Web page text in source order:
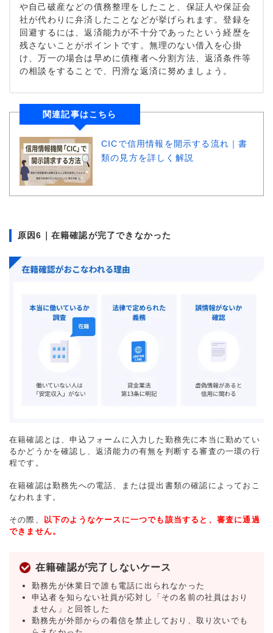
や自己破産などの債務整理をしたこと、保証人や保証会
社が代わりに弁済したことなどが挙げられます。登録を
回避するには、返済能力が不十分であったという経歴を
残さないことがポイントです。無理のない借入を心掛
け、万一の場合は早めに債権者へ分割方法、返済条件等
の相談をすることで、円滑な返済に努めましょう。
関連記事はこちら
CICで信用情報を開示する流れ｜書
類の見方を詳しく解説
原因6｜在籍確認が完了できなかった
在籍確認とは、申込フォームに入力した勤務先に本当に勤めてい
るかどうかを確認し、返済能力の有無を判断する審査の一環の行
程です。
在籍確認は勤務先への電話、または提出書類の確認によっておこ
なわれます。
その際、 以下のようなケースに一つでも該当すると、審査に通過
できません。
在籍確認が完了しないケース
勤務先が休業日で誰も電話に出られなかった
申込者を知らない社員が応対し「その名前の社員はおり
ません」と回答した
勤務先が外部からの着信を禁止しており、取り次いでも